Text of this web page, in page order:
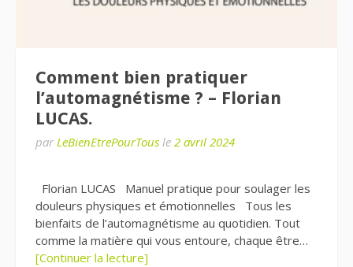
Comment bien pratiquer
l’automagnétisme ? – Florian
LUCAS.
par LeBienEtrePourTous le 2 avril 2024
Florian LUCAS Manuel pratique pour soulager les
douleurs physiques et émotionnelles Tous les
bienfaits de l’automagnétisme au quotidien. Tout
comme la matière qui vous entoure, chaque être…
[Continuer la lecture]